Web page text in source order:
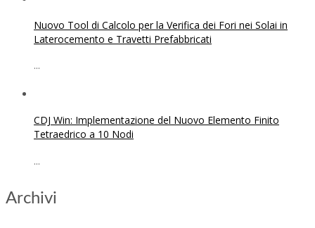
Nuovo Tool di Calcolo per la Verifica dei Fori nei Solai in
Laterocemento e Travetti Prefabbricati
...
CDJ Win: Implementazione del Nuovo Elemento Finito
Tetraedrico a 10 Nodi
...
Archivi